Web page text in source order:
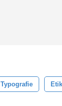
Typografie